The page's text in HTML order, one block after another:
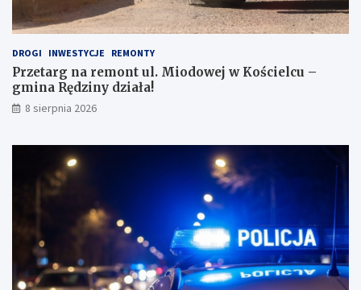
!
DROGI INWESTYCJE REMONTY
Przetarg na remont ul. Miodowej w Kościelcu –
gmina Rędziny działa!
8 sierpnia 2026